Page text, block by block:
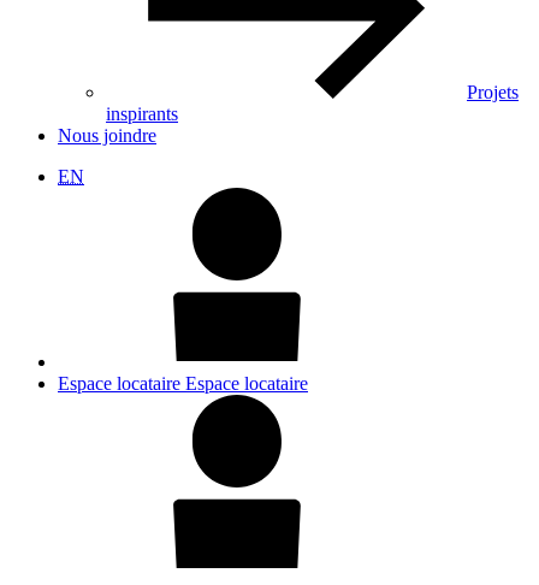
Projets
inspirants
Nous joindre
EN
Espace locataire Espace locataire